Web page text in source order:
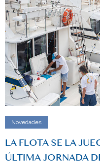
Novedades
LA FLOTA SE LA
ÚLTIMA JORNADA